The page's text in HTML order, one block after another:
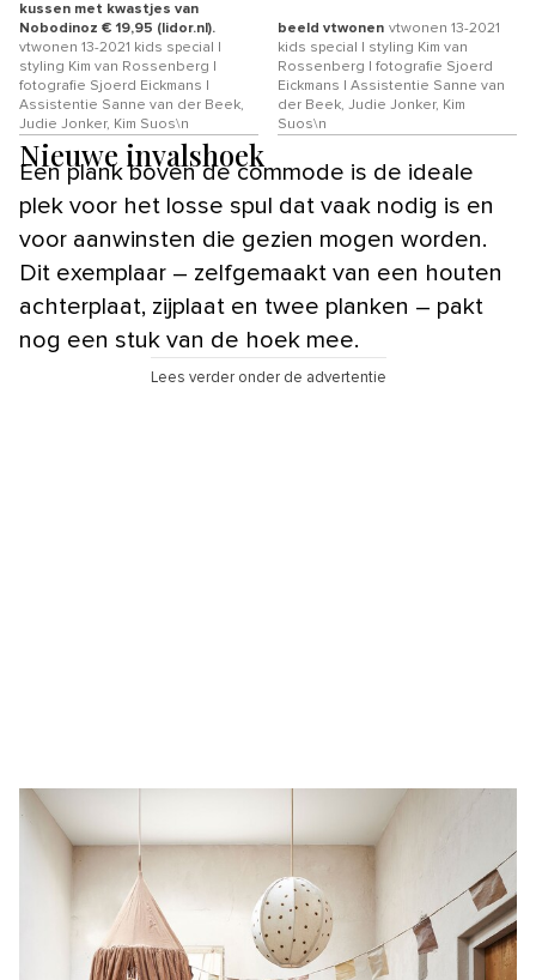
kussen met kwastjes van
Nobodinoz € 19,95 (lidor.nl).
vtwonen 13-2021 kids special |
styling Kim van Rossenberg |
fotografie Sjoerd Eickmans |
Assistentie Sanne van der Beek,
Judie Jonker, Kim Suos\n
beeld vtwonen vtwonen 13-2021
kids special | styling Kim van
Rossenberg | fotografie Sjoerd
Eickmans | Assistentie Sanne van
der Beek, Judie Jonker, Kim
Suos\n
Nieuwe invalshoek
Een plank boven de commode is de ideale
plek voor het losse spul dat vaak nodig is en
voor aanwinsten die gezien mogen worden.
Dit exemplaar – zelfgemaakt van een houten
achterplaat, zijplaat en twee planken – pakt
nog een stuk van de hoek mee.
Lees verder onder de advertentie